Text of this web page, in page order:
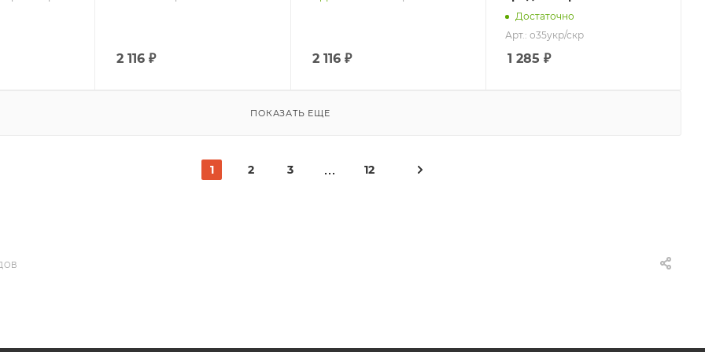
2 116 ₽ 2 116₽
Достаточно
Арт.: о35укр/скр
1 285 ₽
ПОКАЗАТЬ ЕЩЕ
1 2 3 12